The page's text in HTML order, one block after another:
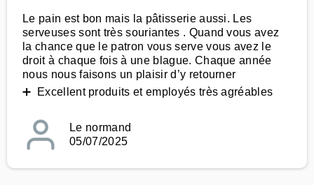
Le pain est bon mais la pâtisserie aussi. Les
serveuses sont très souriantes . Quand vous avez
la chance que le patron vous serve vous avez le
droit à chaque fois à une blague. Chaque année
nous nous faisons un plaisir d’y retourner
➕ Excellent produits et employés très agréables
Le normand
05/07/2025